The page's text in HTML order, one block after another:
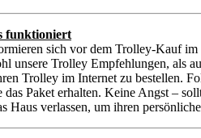
funktioniert
sich vor dem Trolley-Kauf
unsere Trolley Empfehlungen, als
Trolley im Internet zu bestellen.
das Paket erhalten. Keine Angst –
Haus verlassen, um ihren